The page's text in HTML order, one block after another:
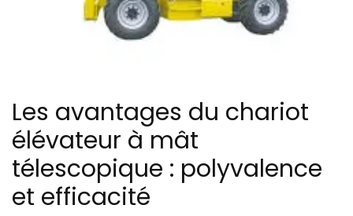
Les avantages du chariot
élévateur à mât
télescopique : polyvalence
et efficacité